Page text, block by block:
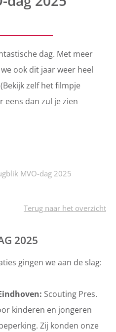
dag. Met meer
ook dit jaar weer heel
zelf het filmpje
dan zul je zien
MVO-dag 2025
Terug naar het overzicht
2025
gingen we aan de slag:
Scouting Pres.
kinderen en jongeren
Zij konden onze